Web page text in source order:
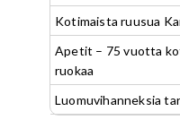
Kotimaista ruusua
Apetit – 75 vuotta
ruokaa
Luomuvihanneksia